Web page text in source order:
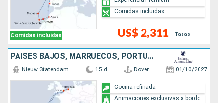
Comidas incluidas US$ 2,311 +Tasas
Comidas incluidas
PAISES BAJOS, MARRUECOS, PORTUGAL, REINO UNIDO
Nieuw Statendam 15 d Dover 01/10/2027
Cocina refinada
Animaciones exclusivas a bordo